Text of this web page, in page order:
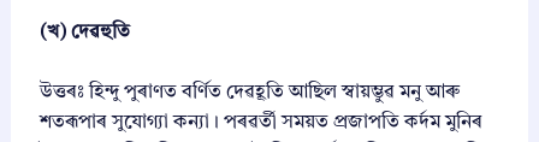
(খ) দেৱহুতি
উত্তৰঃ হিন্দু পুৰাণত বৰ্ণিত দেৱহূতি আছিল স্বায়ম্ভুৱ মনু আৰু
শতৰূপাৰ সুযোগ্যা কন্যা। পৰৱৰ্তী সময়ত প্ৰজাপতি কৰ্দম মুনিৰ